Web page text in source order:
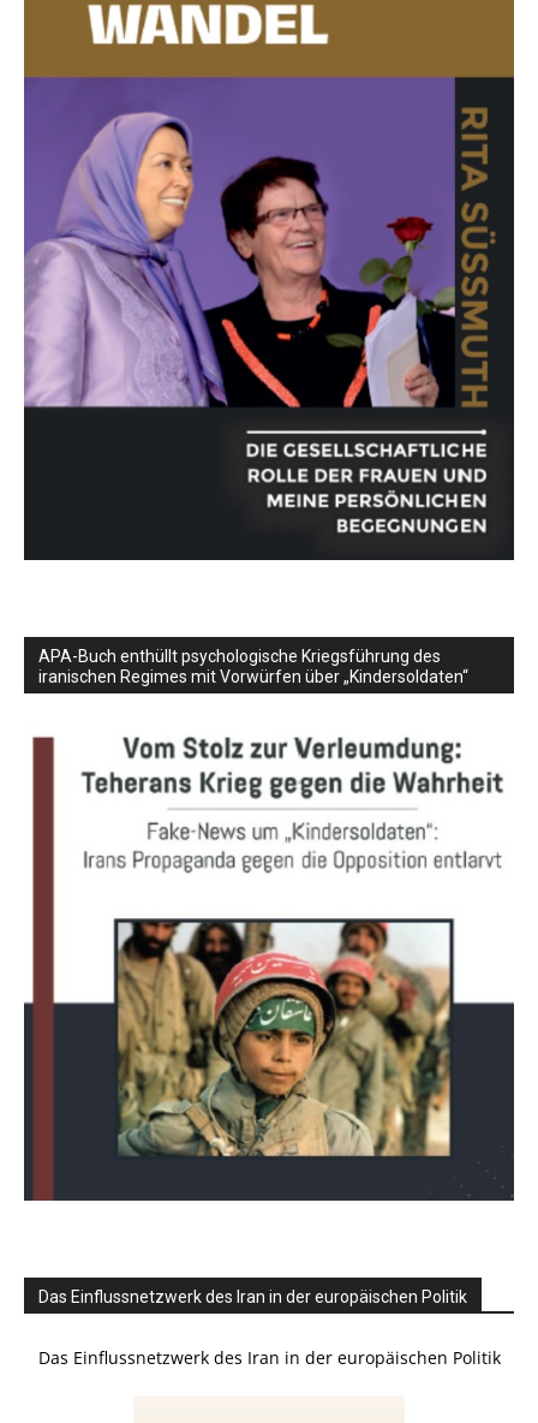
APA-Buch enthüllt psychologische Kriegsführung des
iranischen Regimes mit Vorwürfen über „Kindersoldaten“
Das Einflussnetzwerk des Iran in der europäischen Politik
Das Einflussnetzwerk des Iran in der europäischen Politik